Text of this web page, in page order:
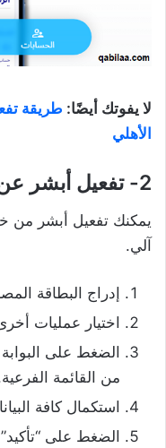
لا يفوتك أيضًا: طريقة
الأهلي
2- تفعيل أبشر عن طريق الصراف الآلي
يمكنك تفعيل أبشر من
آلي.
إدراج البطاقة
اختيار عمليات
الضغط على البوابة
من القائمة
استكمال كافة
الضغط على